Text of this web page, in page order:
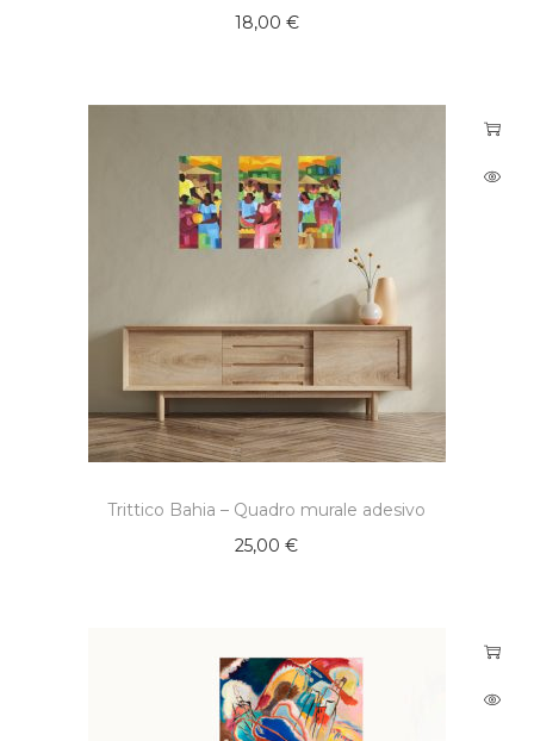
18,00 €
Trittico Bahia – Quadro murale adesivo
25,00€